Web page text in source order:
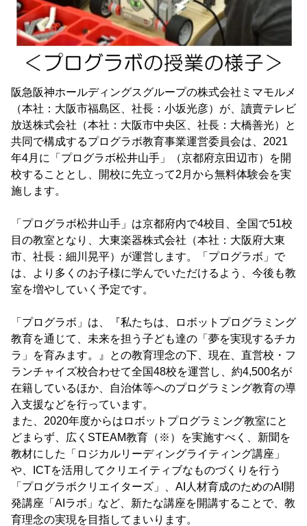
阪急阪神ホールディングスグループの株式会社ミマモルメ
（本社：大阪市福島区、社長：小坂光彦）が、讀賣テレビ
放送株式会社（本社：大阪市中央区、社長：大橋善光）と
共同で構成するプログラボ教育事業運営委員会は、2021
年4月に「プログラボ松井山手」（京都府京田辺市）を開
校することとし、開校に先立って2月から無料体験会を実
施します。
「プログラボ松井山手」は京都府内で4校目、全国で51校
目の教室となり、大東楽器株式会社（本社：大阪府大東
市、社長：細川晃平）が運営します。「プログラボ」で
は、より多くのお子様に学んでいただけるよう、今後も教
室を増やしていく予定です。
「プログラボ」は、『私たちは、ロボットプログラミング
教育を通じて、未来を担う子ども達の「夢を実現するチカ
ラ」を育みます。』との教育理念の下、現在、直営校・フ
ランチャイズ校合わせて全国48校を運営し、約4,500名が
在籍しているほか、自治体等へのプログラミング教育の導
入支援などを行っています。
また、2020年度からはロボットプログラミング教室にと
どまらず、広くSTEAM教育（※）を実施すべく、新聞を
教材にした「ロジカルリーディングライティング講座」
や、ICTを活用してクリエイティブなものづくりを行う
「プログラボクリエイターズ」、AI人材育成のためのAI開
発講座「AIラボ」など、新たな講座を開講することで、教
育理念の実現を目指してまいります。